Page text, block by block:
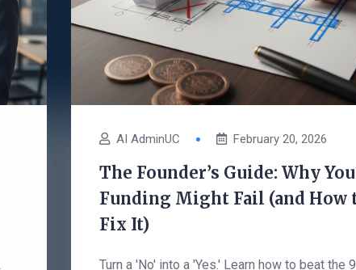
AI AdminUC February 20, 2026
The Founder’s Guide: Why
Funding Might Fail (and How
Fix It)
Turn a 'No' into a 'Yes.' Learn how to beat the